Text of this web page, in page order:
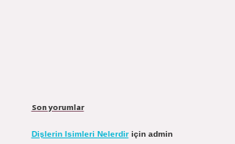
Son yorumlar
Dişlerin Isimleri Nelerdiriçin admin